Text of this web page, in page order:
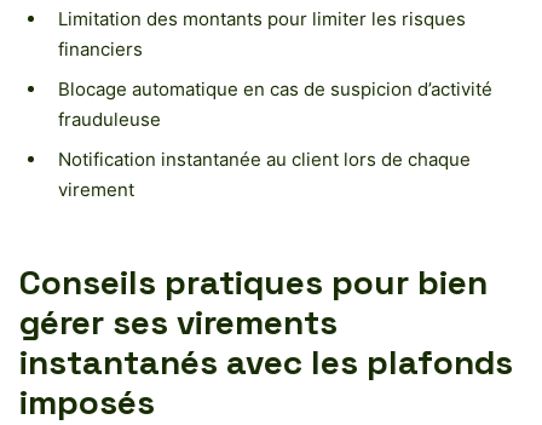
Limitation des montants pour limiter les risques
financiers
Blocage automatique en cas de suspicion d’activité
frauduleuse
Notification instantanée au client lors de chaque
virement
Conseils pratiques pour bien
gérer ses virements
instantanés avec les plafonds
imposés